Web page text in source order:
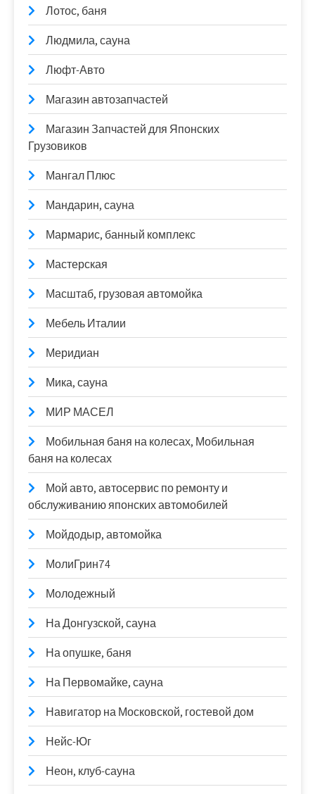
Лотос, баня
Людмила, сауна
Люфт-Авто
Магазин автозапчастей
Магазин Запчастей для Японских
Грузовиков
Мангал Плюс
Мандарин, сауна
Мармарис, банный комплекс
Мастерская
Масштаб, грузовая автомойка
Мебель Италии
Меридиан
Мика, сауна
МИР МАСЕЛ
Мобильная баня на колесах, Мобильная
баня на колесах
Мой авто, автосервис по ремонту и
обслуживанию японских автомобилей
Мойдодыр, автомойка
МолиГрин74
Молодежный
На Донгузской, сауна
На опушке, баня
На Первомайке, сауна
Навигатор на Московской, гостевой дом
Нейс-Юг
Неон, клуб-сауна